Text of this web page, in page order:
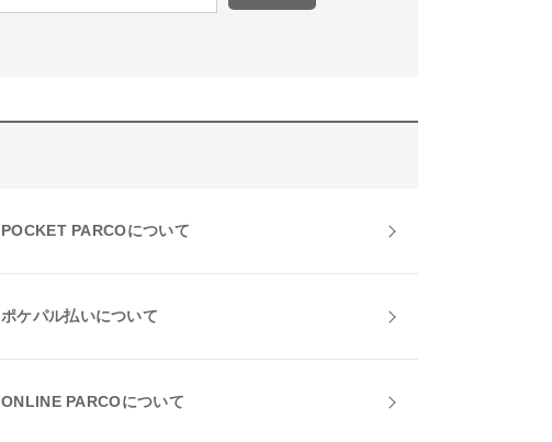
POCKET PARCOについて
ポケパル払いについて
ONLINE PARCOについて